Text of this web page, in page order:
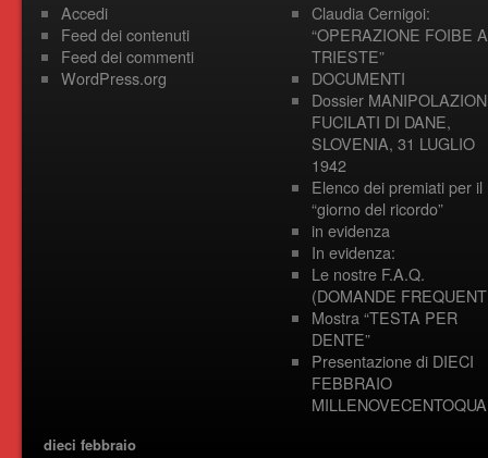
Accedi
Feed dei contenuti
Feed dei commenti
WordPress.org
Claudia Cernigoi:
“OPERAZIONE FOIBE A
TRIESTE”
DOCUMENTI
Dossier
FUCILATI DI DANE,
SLOVENIA, 31 LUGLIO
1942
Elenco dei premiati per il
“giorno del ricordo”
in evidenza
In evidenza:
Le nostre F.A.Q.
(DOMANDE
Mostra “TESTA PER
DENTE”
Presentazione di DIECI
FEBBRAIO
dieci febbraio